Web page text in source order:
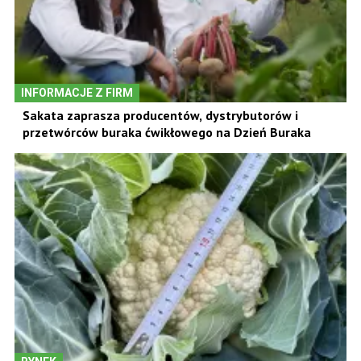
INFORMACJE Z FIRM
Sakata zaprasza producentów, dystrybutorów i
przetwórców buraka ćwikłowego na Dzień Buraka